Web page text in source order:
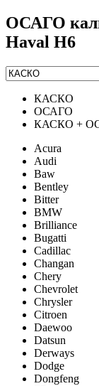
ОСАГО
Haval H6
КАСКО
ОСАГО
КАСКО +
Acura
Audi
Baw
Bentley
Bitter
BMW
Brilliance
Bugatti
Cadillac
Changan
Chery
Chevrolet
Chrysler
Citroen
Daewoo
Datsun
Derways
Dodge
Dongfeng